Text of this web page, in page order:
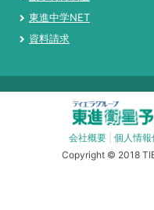
東進中学NET
資料請求
会社概要 個人情
Copyright © 2018